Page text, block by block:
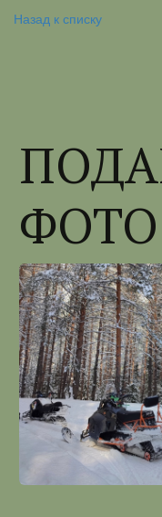
Назад к списку
ФОТО